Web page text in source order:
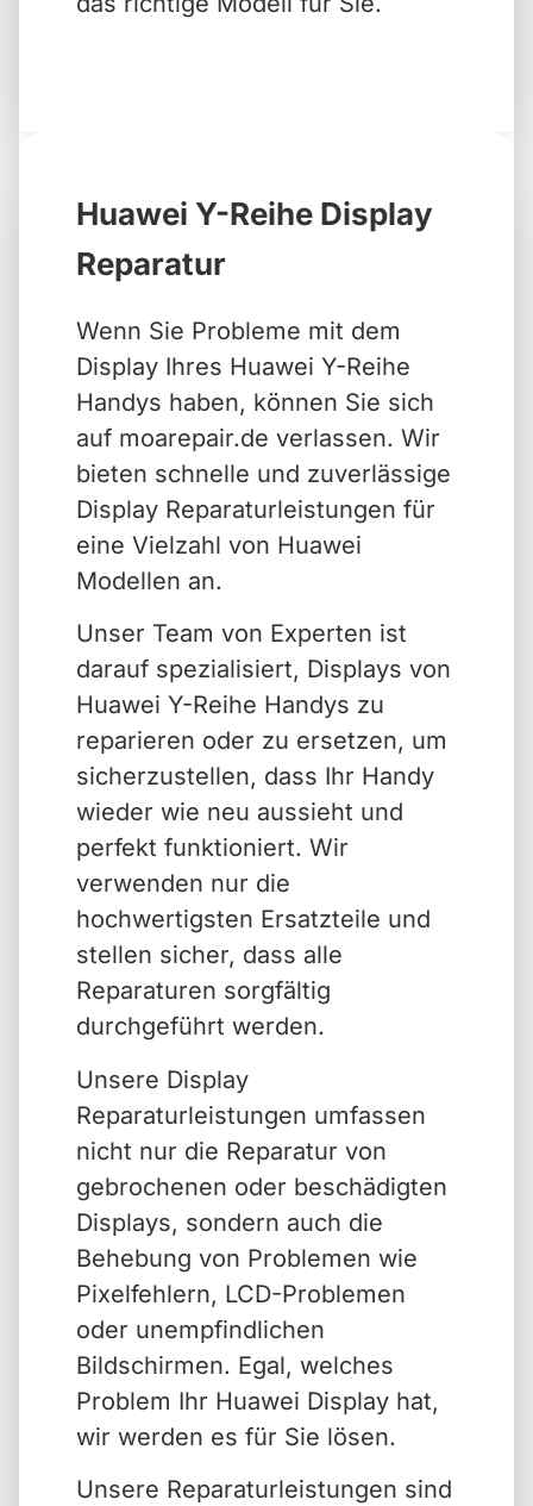
Huawei Y-Reihe Display
Reparatur
Wenn Sie Probleme mit dem
Display Ihres Huawei Y-Reihe
Handys haben, können Sie sich
auf moarepair.de verlassen. Wir
bieten schnelle und zuverlässige
Display Reparaturleistungen für
eine Vielzahl von Huawei
Modellen an.
Unser Team von Experten ist
darauf spezialisiert, Displays von
Huawei Y-Reihe Handys zu
reparieren oder zu ersetzen, um
sicherzustellen, dass Ihr Handy
wieder wie neu aussieht und
perfekt funktioniert. Wir
verwenden nur die
hochwertigsten Ersatzteile und
stellen sicher, dass alle
Reparaturen sorgfältig
durchgeführt werden.
Unsere Display
Reparaturleistungen umfassen
nicht nur die Reparatur von
gebrochenen oder beschädigten
Displays, sondern auch die
Behebung von Problemen wie
Pixelfehlern, LCD-Problemen
oder unempfindlichen
Bildschirmen. Egal, welches
Problem Ihr Huawei Display hat,
wir werden es für Sie lösen.
Unsere Reparaturleistungen sind